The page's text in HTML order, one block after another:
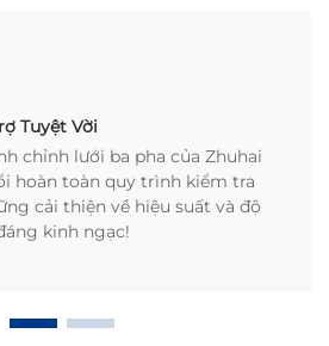
Tuyệt Vời
chỉnh lưới ba pha của Zhuhai
hoàn toàn quy trình kiểm tra
cải thiện về hiệu suất và độ
kinh ngạc!